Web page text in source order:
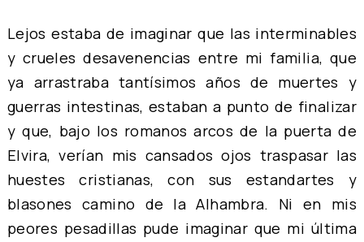
Lejos estaba de imaginar que las interminables
y crueles desavenencias entre mi familia, que
ya arrastraba tantísimos años de muertes y
guerras intestinas, estaban a punto de finalizar
y que, bajo los romanos arcos de la puerta de
Elvira, verían mis cansados ojos traspasar las
huestes cristianas, con sus estandartes y
blasones camino de la Alhambra. Ni en mis
peores pesadillas pude imaginar que mi última